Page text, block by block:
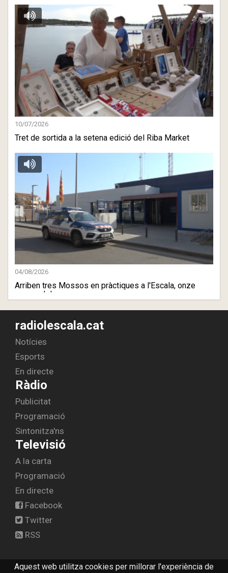
Aquest web utilitza cookies per millorar l'experiència de
10/07/2026
Tret de sortida a la setena edició del Riba Market
04/08/2026
Arriben tres Mossos en pràctiques a l'Escala, onze
radiolescala.cat
Notícies
Esports
En directe
Ràdio
Publicitat
Programació
Sintonitza'ns
Televisió
A la carta
Programació
En directe
Facebook
Twitter
RSS
© 2026 radiolescala.cat -Avís legal-Contactar